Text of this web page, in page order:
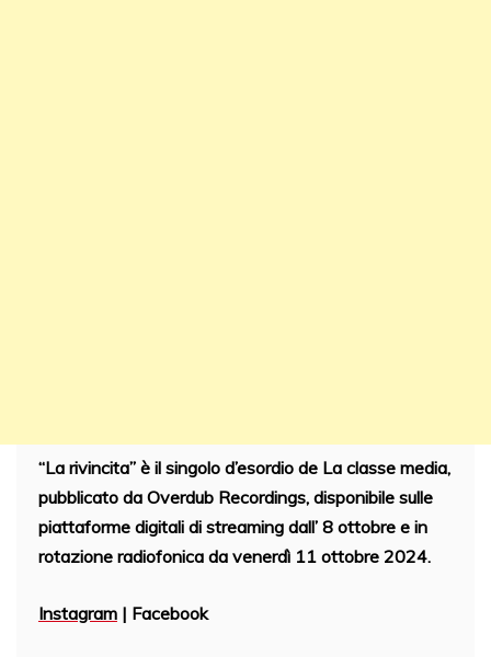
“La rivincita” è il singolo d’esordio de La classe media,
pubblicato da Overdub Recordings, disponibile sulle
piattaforme digitali di streaming dall’ 8 ottobre e in
rotazione radiofonica da venerdì 11 ottobre 2024.
Instagram | Facebook